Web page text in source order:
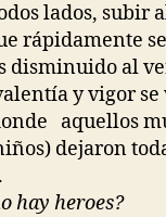
lados, subir
rápidamente
disminuido al
y vigor se
aquellos
dejaron
hay heroes?